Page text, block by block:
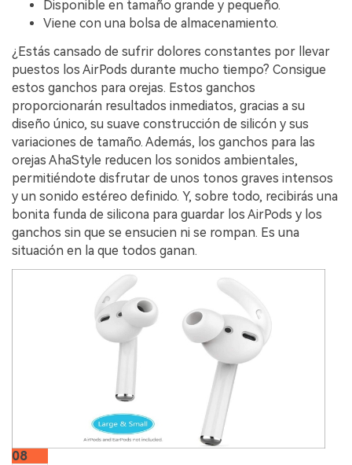
Disponible en tamaño grande y pequeño.
Viene con una bolsa de almacenamiento.
¿Estás cansado de sufrir dolores constantes por llevar
puestos los AirPods durante mucho tiempo? Consigue
estos ganchos para orejas. Estos ganchos
proporcionarán resultados inmediatos, gracias a su
diseño único, su suave construcción de silicón y sus
variaciones de tamaño. Además, los ganchos para las
orejas AhaStyle reducen los sonidos ambientales,
permitiéndote disfrutar de unos tonos graves intensos
y un sonido estéreo definido. Y, sobre todo, recibirás una
bonita funda de silicona para guardar los AirPods y los
ganchos sin que se ensucien ni se rompan. Es una
situación en la que todos ganan.
08